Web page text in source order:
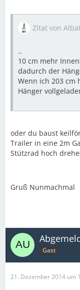
Zitat von
..
10 cm mehr
dadurch der
Wenn ich 203 cm
Hänger
oder du baust
Trailer in eine 2m
Stützrad hoch
Gruß Nunmachmal
Gast
21. Dezember 2014 um